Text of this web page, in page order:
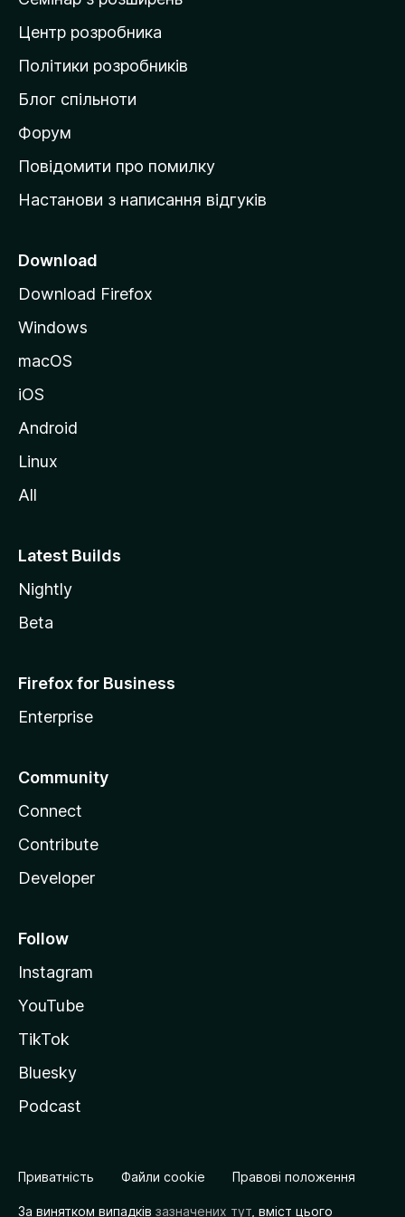
i
c
a
t
e
B
i
l
-
F
D
w
n
l
o
a
а
д
о
і
в
к
M
z
l
l
Центр розробника
Політики розробників
Блог спільноти
Форум
Повідомити про помилку
Настанови з написання відгуків
Download
Download Firefox
Windows
macOS
iOS
Android
Linux
All
Latest Builds
Nightly
Beta
Firefox for Business
Enterprise
Community
Connect
Contribute
Developer
Follow
Instagram
YouTube
TikTok
Bluesky
Podcast
Приватність Файли cookie Правові положення
За винятком випадків зазначених тут , вміст цього